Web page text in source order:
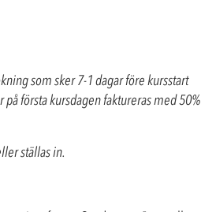
som sker 7-1 dagar före kursstart
första kursdagen faktureras med 50%
ställas in.